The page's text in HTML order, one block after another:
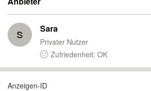
S Sara
Privater Nutzer
Zufriedenheit: OK
Anzeigen-ID